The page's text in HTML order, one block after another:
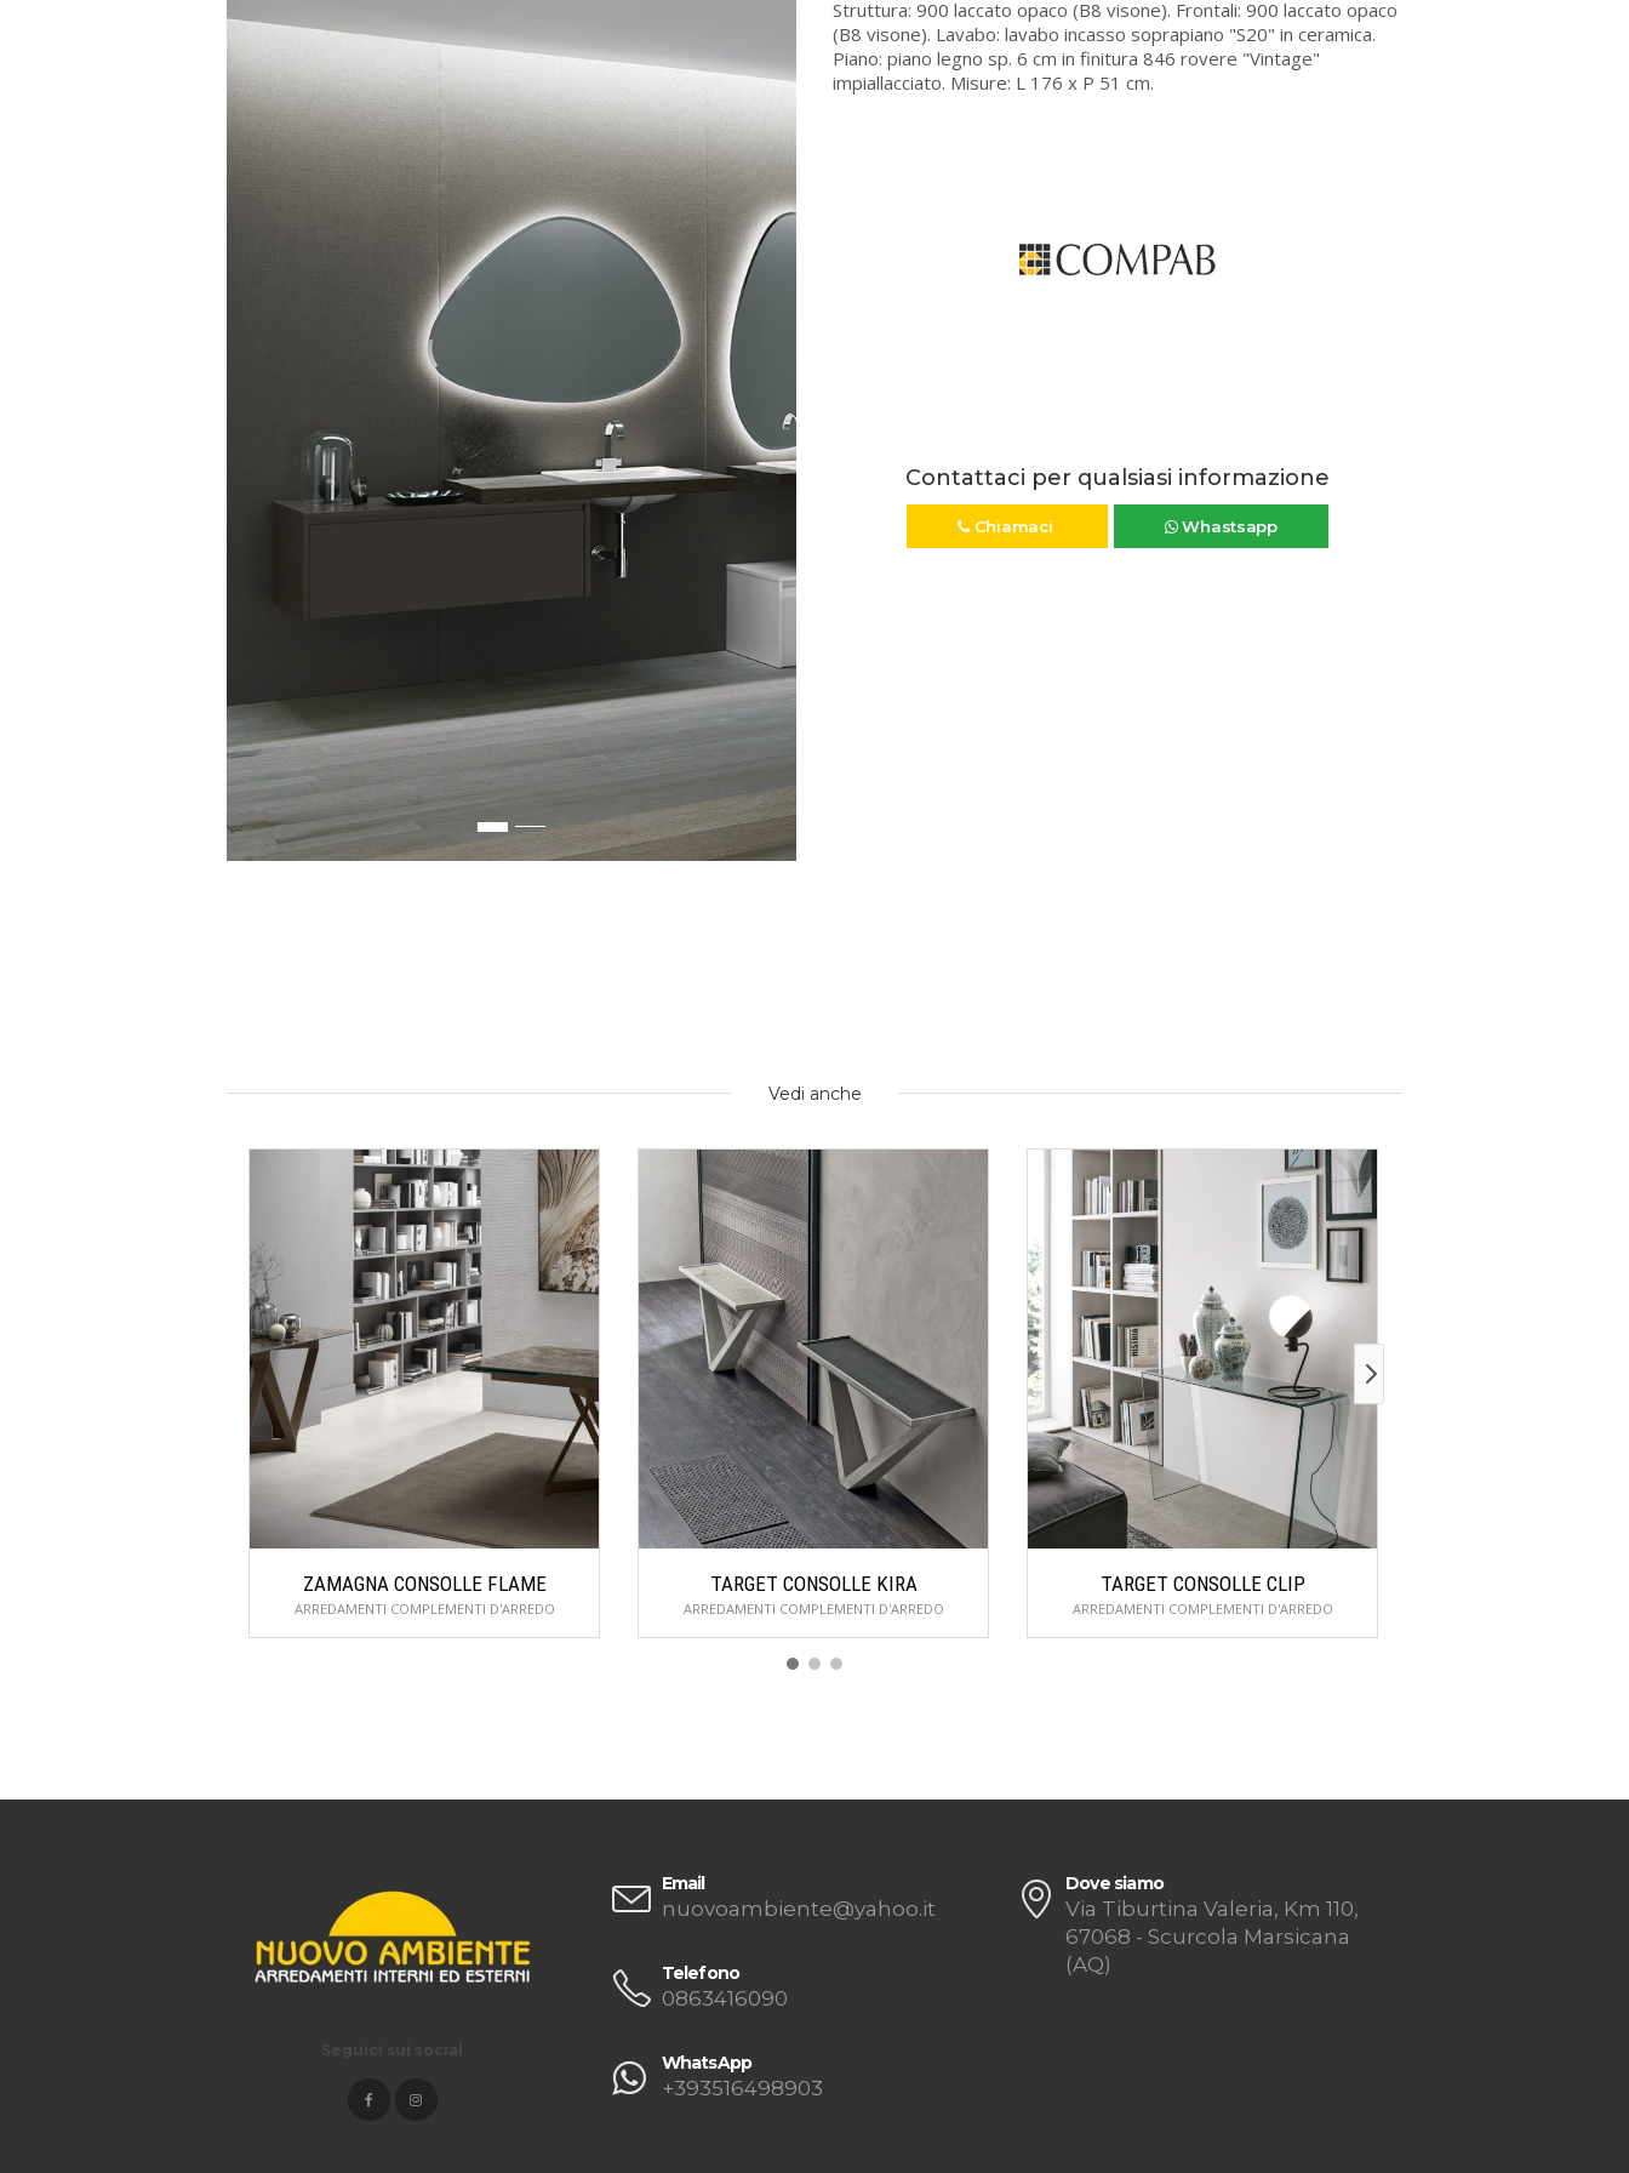
Struttura: 900 laccato opaco (B8 visone). Frontali: 900 laccato opaco
(B8 visone). Lavabo: lavabo incasso soprapiano "S20" in ceramica.
Piano: piano legno sp. 6 cm in finitura 846 rovere "Vintage"
impiallacciato. Misure: L 176 x P 51 cm.
Contattaci per qualsiasi informazione
Chiamaci Whastsapp
ZAMAGNA CONSOLLE FLAME
ARREDAMENTI COMPLEMENTI D'ARREDO
TARGET CONSOLLE KIRA
ARREDAMENTI COMPLEMENTI D'ARREDO
TARGET CONSOLLE CLIP
ARREDAMENTI COMPLEMENTI D'ARREDO
Seguici sui social
Email
Telefono
0863416090
WhatsApp
+393516498903
Dove siamo
(AQ)